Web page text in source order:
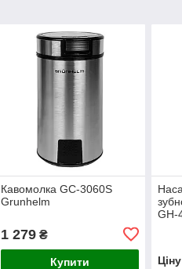
Кавомолка GС-3060S
Grunhelm
1 279₴
Купити
GH-